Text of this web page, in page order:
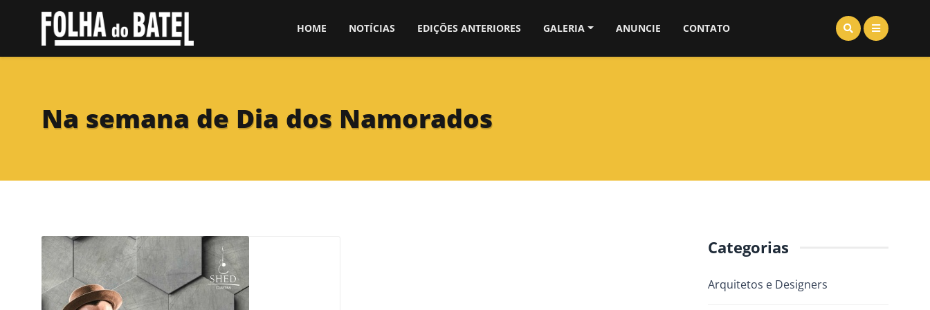
HOME NOTÍCIAS EDIÇÕES ANTERIORES GALERIA ANUNCIE CONTATO
Na semana de Dia dos Namorados
Categorias
Arquitetos e Designers